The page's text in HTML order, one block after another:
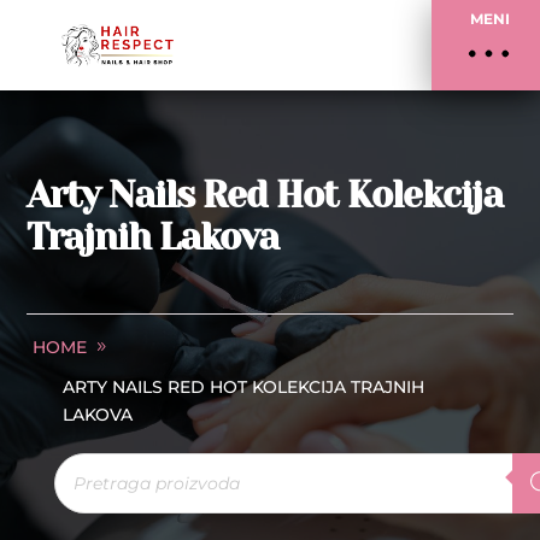
MENI
Arty Nails Red Hot Kolekcija
Trajnih Lakova
HOME
ARTY NAILS RED HOT KOLEKCIJA TRAJNIH
LAKOVA
Products
search